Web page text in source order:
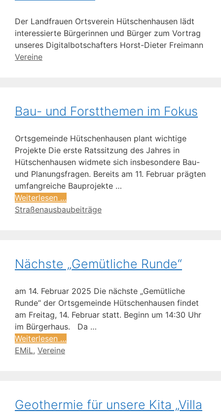
Der Landfrauen Ortsverein Hütschenhausen lädt
interessierte Bürgerinnen und Bürger zum Vortrag
unseres Digitalbotschafters Horst-Dieter Freimann
Vereine
Bau- und Forstthemen im Fokus
Ortsgemeinde Hütschenhausen plant wichtige
Projekte Die erste Ratssitzung des Jahres in
Hütschenhausen widmete sich insbesondere Bau-
und Planungsfragen. Bereits am 11. Februar prägten
umfangreiche Bauprojekte …
Weiterlesen …
Straßenausbaubeiträge
Nächste „Gemütliche Runde“
am 14. Februar 2025 Die nächste „Gemütliche
Runde“ der Ortsgemeinde Hütschenhausen findet
am Freitag, 14. Februar statt. Beginn um 14:30 Uhr
im Bürgerhaus. Da …
Weiterlesen …
EMiL, Vereine
Geothermie für unsere Kita „Villa